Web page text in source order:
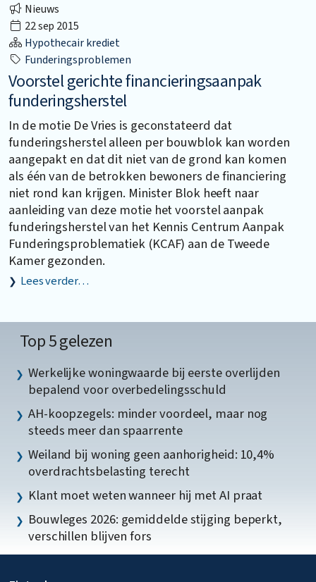
Nieuws
22 sep 2015
Hypothecair krediet
Funderingsproblemen
Voorstel gerichte financieringsaanpak
funderingsherstel
In de motie De Vries is geconstateerd dat
funderingsherstel alleen per bouwblok kan worden
aangepakt en dat dit niet van de grond kan komen
als één van de betrokken bewoners de financiering
niet rond kan krijgen. Minister Blok heeft naar
aanleiding van deze motie het voorstel aanpak
funderingsherstel van het Kennis Centrum Aanpak
Funderingsproblematiek (KCAF) aan de Tweede
Kamer gezonden.
Lees verder…
Top 5 gelezen
Werkelijke woningwaarde bij eerste overlijden
bepalend voor overbedelingsschuld
AH-koopzegels: minder voordeel, maar nog
steeds meer dan spaarrente
Weiland bij woning geen aanhorigheid: 10,4%
overdrachtsbelasting terecht
Klant moet weten wanneer hij met AI praat
Bouwleges 2026: gemiddelde stijging beperkt,
verschillen blijven fors